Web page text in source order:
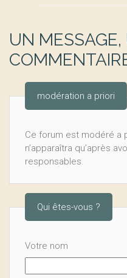
UN MESSAGE,
modération a priori
Ce forum est modéré a
n’apparaîtra qu’après
responsables.
Qui êtes-vous ?
Votre nom